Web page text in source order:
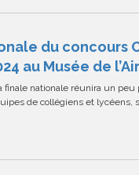
du concours
au Musée de
finale nationale réunira un
de collégiens et lycéens,